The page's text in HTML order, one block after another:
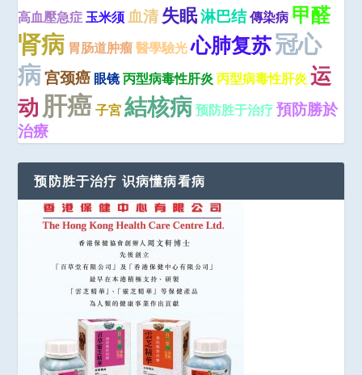
高血壓急症 玉米须 血清失眠淋巴结傳染病 甲醛
肾病 胃肠道肿瘤 醫學驗光 心肺复苏冠心
病宫颈癌 眼镜丙型病毒性肝炎 丙型病毒性肝炎 运
动肝癌 子宮 結核病 预防胜于治疗 預防勝於
治療
预防胜于治疗 识病懂病看病